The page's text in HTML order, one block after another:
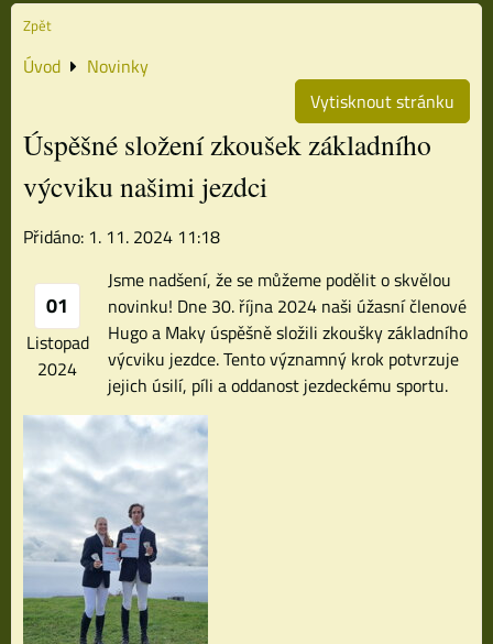
Zpět
Úvod
Novinky
Vytisknout stránku
Úspěšné složení zkoušek základního
výcviku našimi jezdci
Přidáno: 1. 11. 2024 11:18
01
Listopad
2024
Jsme nadšení, že se můžeme podělit o skvělou
novinku! Dne 30. října 2024 naši úžasní členové
Hugo a Maky úspěšně složili zkoušky základního
výcviku jezdce. Tento významný krok potvrzuje
jejich úsilí, píli a oddanost jezdeckému sportu.